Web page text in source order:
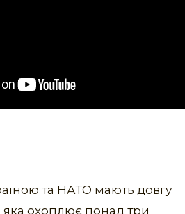
та НАТО мають довгу
яка охоплює понад три